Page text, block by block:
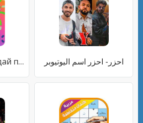
SongPop® - Угадай песню احزر- احزر اسم اليوتيوبر